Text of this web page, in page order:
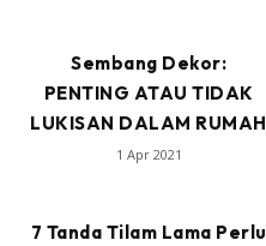
Sembang Dekor:
PENTING ATAU TIDAK
LUKISAN DALAM RUMAH
1 Apr 2021
7 Tanda Tilam Lama Perlu